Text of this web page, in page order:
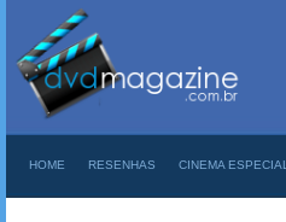
HOME RESENHAS CINEMA ESPECIAL